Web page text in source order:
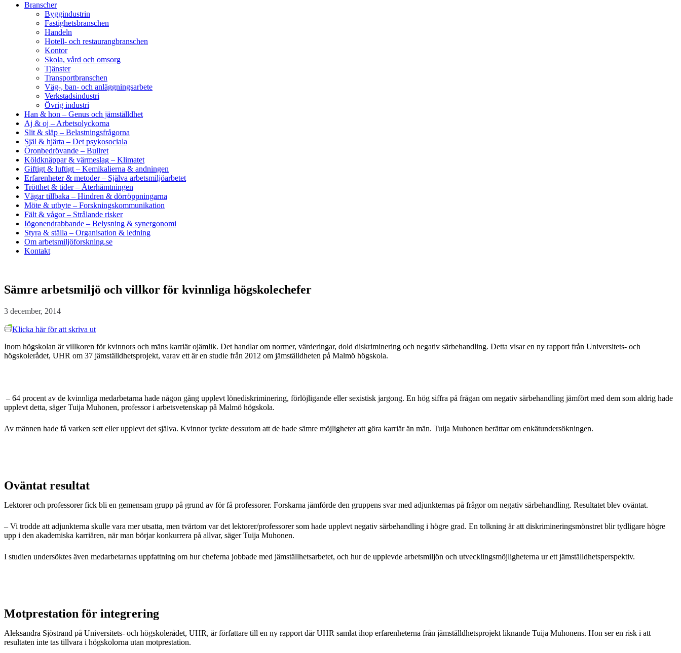
Branscher
Byggindustrin
Fastighetsbranschen
Handeln
Hotell- och restaurangbranschen
Kontor
Skola, vård och omsorg
Tjänster
Transportbranschen
Väg-, ban- och anläggningsarbete
Verkstadsindustri
Övrig industri
Han & hon – Genus och jämställdhet
Aj & oj – Arbetsolyckorna
Slit & släp – Belastningsfrågorna
Själ & hjärta – Det psykosociala
Öronbedrövande – Bullret
Köldknäppar & värmeslag – Klimatet
Giftigt & luftigt – Kemikalierna & andningen
Erfarenheter & metoder– Själva arbetsmiljöarbetet
Trötthet & tider– Återhämtningen
Vägar tillbaka – Hindren & dörröppningarna
Möte & utbyte – Forskningskommunikation
Fält & vågor– Strålande risker
Iögonendrabbande – Belysning & synergonomi
Styra & ställa – Organisation & ledning
Om arbetsmiljöforskning.se
Kontakt
Sämre arbetsmiljö och villkor för kvinnliga högskolechefer
3 december, 2014
Klicka här för att skriva ut
Inom högskolan är villkoren för kvinnors och mäns karriär ojämlik. Det handlar om normer, värderingar, dold diskriminering och negativ särbehandling. Detta visar en ny rapport från Universitets- och
högskolerådet, UHR om 37 jämställdhetsprojekt, varav ett är en studie från 2012 om jämställdheten på Malmö högskola.
– 64 procent av de kvinnliga medarbetarna hade någon gång upplevt lönediskriminering, förlöjligande eller sexistisk jargong. En hög siffra på frågan om negativ särbehandling jämfört med dem som aldrig hade
upplevt detta, säger Tuija Muhonen, professor i arbetsvetenskap på Malmö högskola.
Av männen hade få varken sett eller upplevt det själva. Kvinnor tyckte dessutom att de hade sämre möjligheter att göra karriär än män. Tuija Muhonen berättar om enkätundersökningen.
Oväntat resultat
Lektorer och professorer fick bli en gemensam grupp på grund av för få professorer. Forskarna jämförde den gruppens svar med adjunkternas på frågor om negativ särbehandling. Resultatet blev oväntat.
– Vi trodde att adjunkterna skulle vara mer utsatta, men tvärtom var det lektorer/professorer som hade upplevt negativ särbehandling i högre grad. En tolkning är att diskrimineringsmönstret blir tydligare högre
upp i den akademiska karriären, när man börjar konkurrera på allvar, säger Tuija Muhonen.
I studien undersöktes även medarbetarnas uppfattning om hur cheferna jobbade med jämställhetsarbetet, och hur de upplevde arbetsmiljön och utvecklingsmöjligheterna ur ett jämställdhetsperspektiv.
Motprestation för integrering
Aleksandra Sjöstrand på Universitets- och högskolerådet, UHR, är författare till en ny rapport där UHR samlat ihop erfarenheterna från jämställdhetsprojekt liknande Tuija Muhonens. Hon ser en risk i att
resultaten inte tas tillvara i högskolorna utan motprestation.